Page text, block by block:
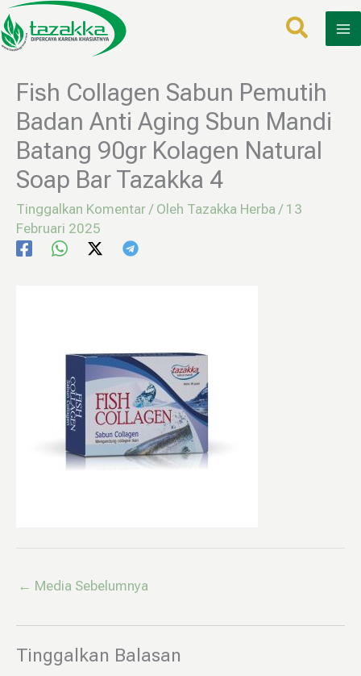
Lewati
ke
konten
Fish Collagen Sabun Pemutih
Badan Anti Aging Sbun Mandi
Batang 90gr Kolagen Natural
Soap Bar Tazakka 4
Tinggalkan Komentar / Oleh Tazakka Herba / 13
Februari 2025
← Media Sebelumnya
Tinggalkan Balasan